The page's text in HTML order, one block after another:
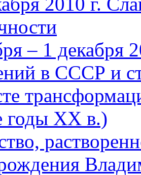
– 1 декабря
в СССР и
годы ХХ в.)